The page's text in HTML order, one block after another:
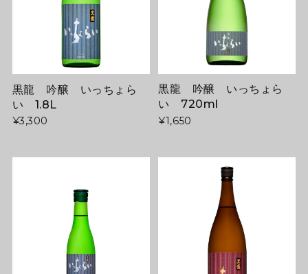
黒龍 吟醸 いっちょら
い 1.8L
¥3,300
黒龍 吟醸 いっちょら
い 720ml
¥1,650